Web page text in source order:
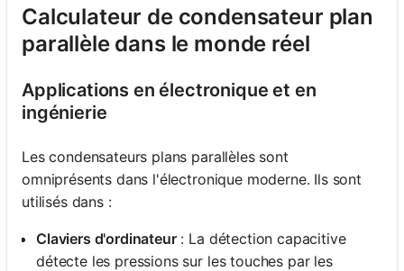
Calculateur de condensateur plan
parallèle dans le monde réel
Applications en électronique et en
ingénierie
Les condensateurs plans parallèles sont
omniprésents dans l'électronique moderne. Ils sont
utilisés dans :
Claviers d'ordinateur: La détection capacitive
détecte les pressions sur les touches par les